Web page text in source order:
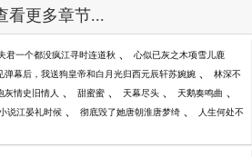
看更多章节...
君一个都没疯江寻时连道秋 、 心似已灰之木项雪儿鹿
弹幕后，我送狗皇帝和白月光归西元辰轩苏婉婉 、 林深不
灰情史旧情人 、 甜蜜蜜 、 天幕尽头 、 天鹅奏鸣曲 、
说江晏礼时候 、 彻底毁了她唐朝淮唐梦绮 、 人生何处不